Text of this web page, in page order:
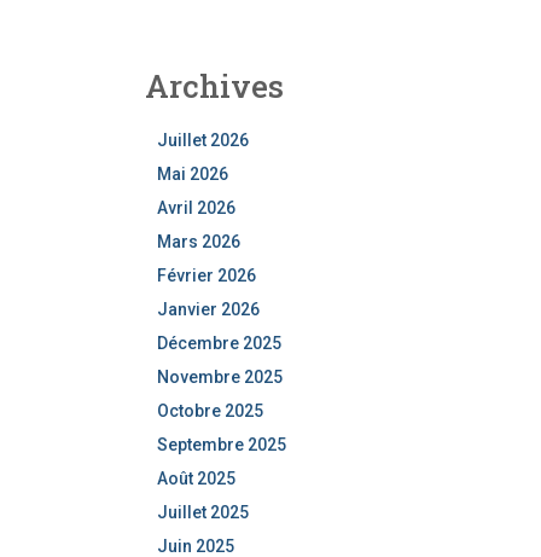
Archives
Juillet 2026
Mai 2026
Avril 2026
Mars 2026
Février 2026
Janvier 2026
Décembre 2025
Novembre 2025
Octobre 2025
Septembre 2025
Août 2025
Juillet 2025
Juin 2025